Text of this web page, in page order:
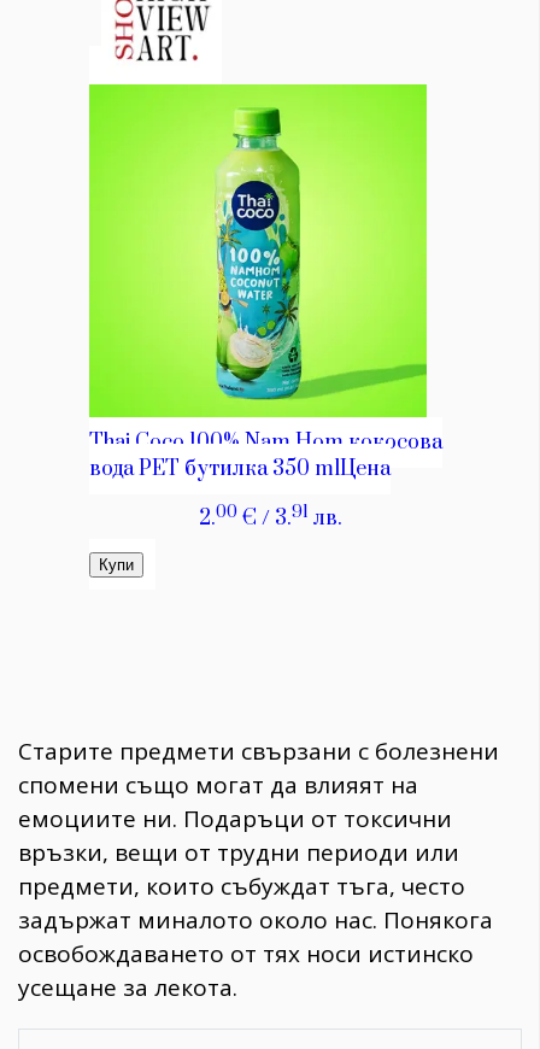
Старите предмети свързани с болезнени
спомени също могат да влияят на
емоциите ни. Подаръци от токсични
връзки, вещи от трудни периоди или
предмети, които събуждат тъга, често
задържат миналото около нас. Понякога
освобождаването от тях носи истинско
усещане за лекота.